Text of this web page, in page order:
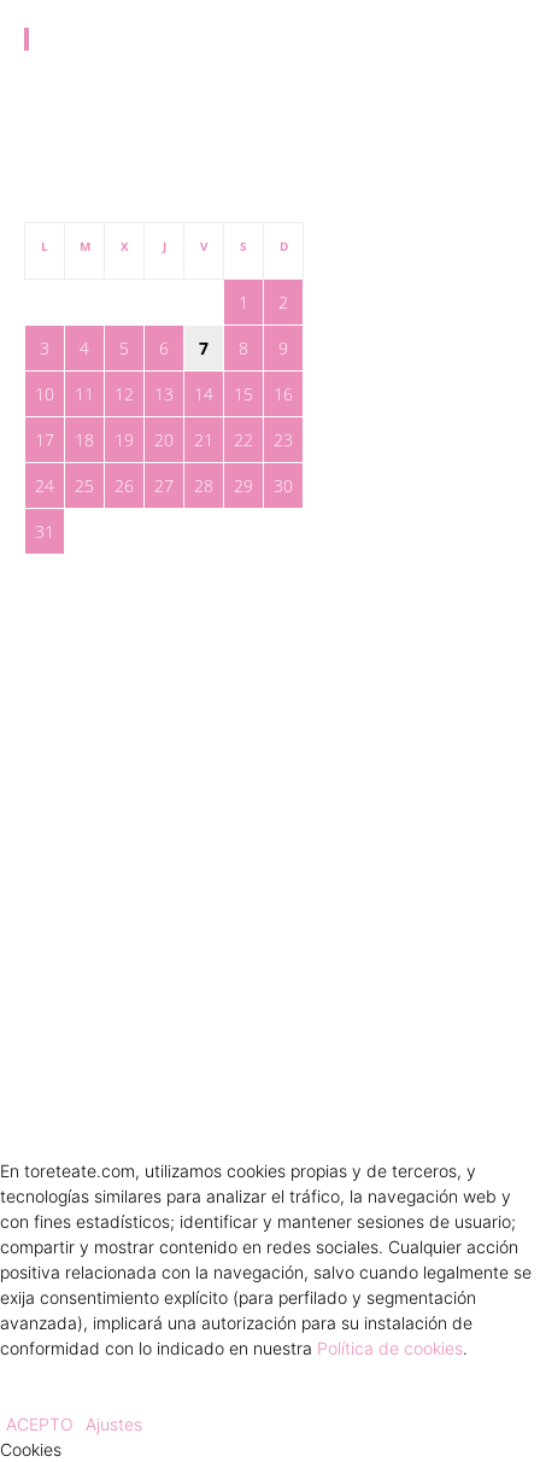
L M X J V S D
1
2
3
4 5 6 7 8
9
10
11 12 13 14 15
16
17
18 19 20 21 22
23
24
25 26 27 28 29
30
31
En toreteate.com, utilizamos cookies propias y de terceros, y
tecnologías similares para analizar el tráfico, la navegación web y
con fines estadísticos; identificar y mantener sesiones de usuario;
compartir y mostrar contenido en redes sociales. Cualquier acción
positiva relacionada con la navegación, salvo cuando legalmente se
exija consentimiento explícito (para perfilado y segmentación
avanzada), implicará una autorización para su instalación de
conformidad con lo indicado en nuestra Política de cookies.
ACEPTO
Ajustes
Cookies